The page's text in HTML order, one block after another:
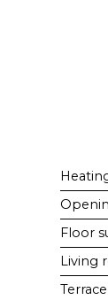
Floor
Living